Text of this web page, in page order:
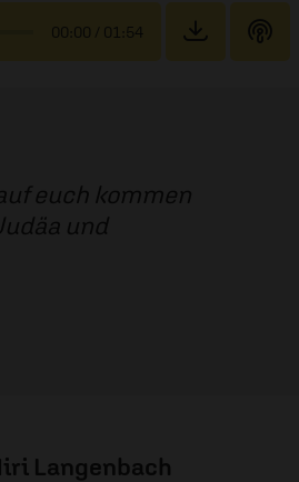
00:00 / 01:54
euch kommen
und
Langenbach